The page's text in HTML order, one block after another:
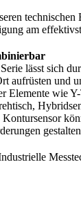
am
lässt sich
aufrüsten und
Elemente wie